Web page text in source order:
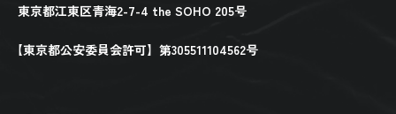
東京都江東区青海2-7-4 the SOHO 205号
【東京都公安委員会許可】第305511104562号